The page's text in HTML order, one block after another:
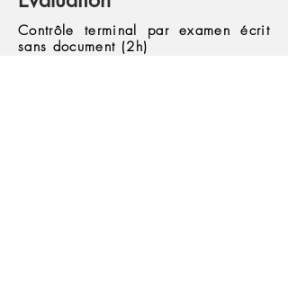
Contrôle terminal par examen écrit
sans document (2h)